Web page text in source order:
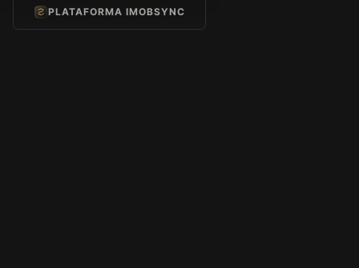
PLATAFORMA IMOBSYNC